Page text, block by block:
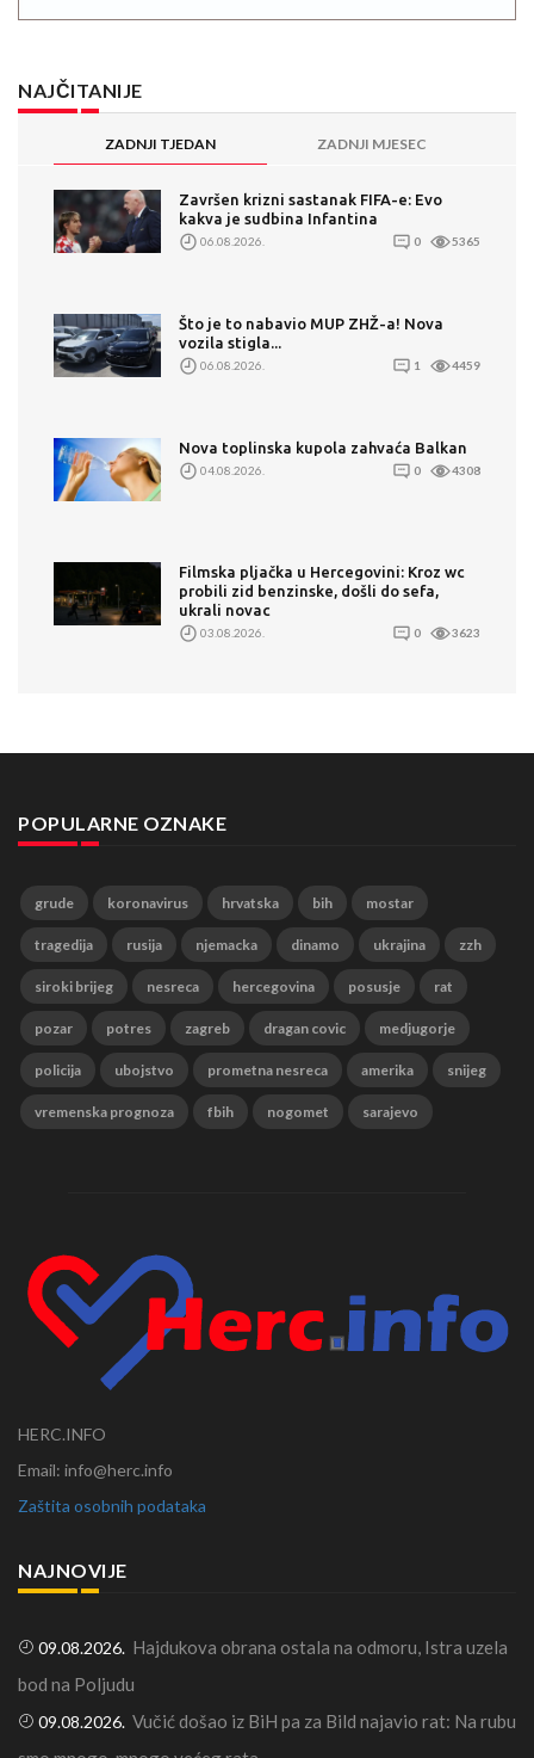
NAJČITANIJE
ZADNJI TJEDAN ZADNJI MJESEC
Završen krizni sastanak FIFA-e: Evo
kakva je sudbina Infantina
06.08.2026. 0 5365
Što je to nabavio MUP ZHŽ-a! Nova
vozila stigla...
06.08.2026. 1 4459
Nova toplinska kupola zahvaća Balkan
04.08.2026. 0 4308
Filmska pljačka u Hercegovini: Kroz wc
probili zid benzinske, došli do sefa,
ukrali novac
03.08.2026. 0 3623
POPULARNE OZNAKE
grude koronavirus hrvatska bih mostar
tragedija rusija njemacka dinamo ukrajina zzh
siroki brijeg nesreca hercegovina posusje rat
pozar potres zagreb dragan covic medjugorje
policija ubojstvo prometna nesreca amerika snijeg
vremenska prognoza fbih nogomet sarajevo
HERC.INFO
Email: info@herc.info
Zaštita osobnih podataka
NAJNOVIJE
09.08.2026. Hajdukova obrana ostala na odmoru, Istra uzela
bod na Poljudu
09.08.2026. Vučić došao iz BiH pa za Bild najavio rat: Na rubu